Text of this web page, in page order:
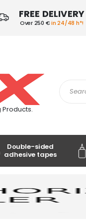
FREE DELIVERY
Over 250 €in 24/48 h*!
Search
Double-sided
adhesive tapes